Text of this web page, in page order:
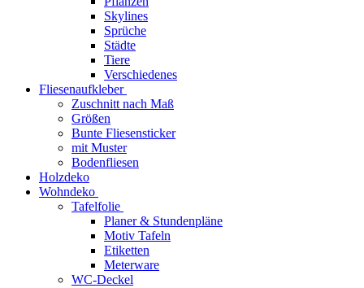
Skylines
Sprüche
Städte
Tiere
Verschiedenes
Fliesenaufkleber
Zuschnitt nach Maß
Größen
Bunte Fliesensticker
mit Muster
Bodenfliesen
Holzdeko
Wohndeko
Tafelfolie
Planer & Stundenpläne
Motiv Tafeln
Etiketten
Meterware
WC-Deckel